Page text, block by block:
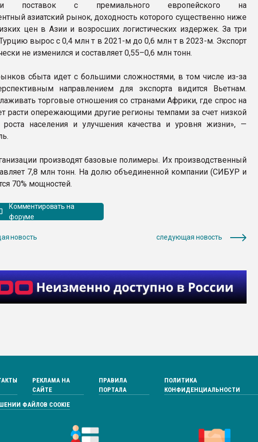
поставок с премиального европейского на
азиатский рынок, доходность которого существенно ниже
цен в Азии и возросших логистических издержек. За три
Турцию вырос с 0,4 млн т в 2021-м до 0,6 млн т в 2023-м. Экспорт
не изменился и составляет 0,55–0,6 млн тонн.
сбыта идет с большими сложностями, в том числе из-за
направлением для экспорта видится Вьетнам.
торговые отношения со странами Африки, где спрос на
расти опережающими другие регионы темпами за счет низкой
населения и улучшения качества и уровня жизни», —
производят базовые полимеры. Их производственный
7,8 млн тонн. На долю объединенной компании (СИБУР и
70% мощностей.
Комментировать на
форуме
новость следующая новость
РЕКЛАМА НА
САЙТЕ
ПРАВИЛА
ПОРТАЛА
ПОЛИТИКА
КОНФИДЕНЦИАЛЬНОСТИ
ФАЙЛОВ COOKIE